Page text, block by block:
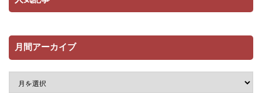
月間アーカイブ